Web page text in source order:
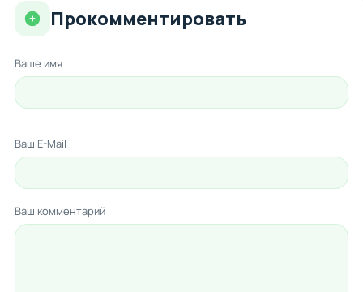
Прокомментировать
Ваше имя
Ваш E-Mail
Ваш комментарий